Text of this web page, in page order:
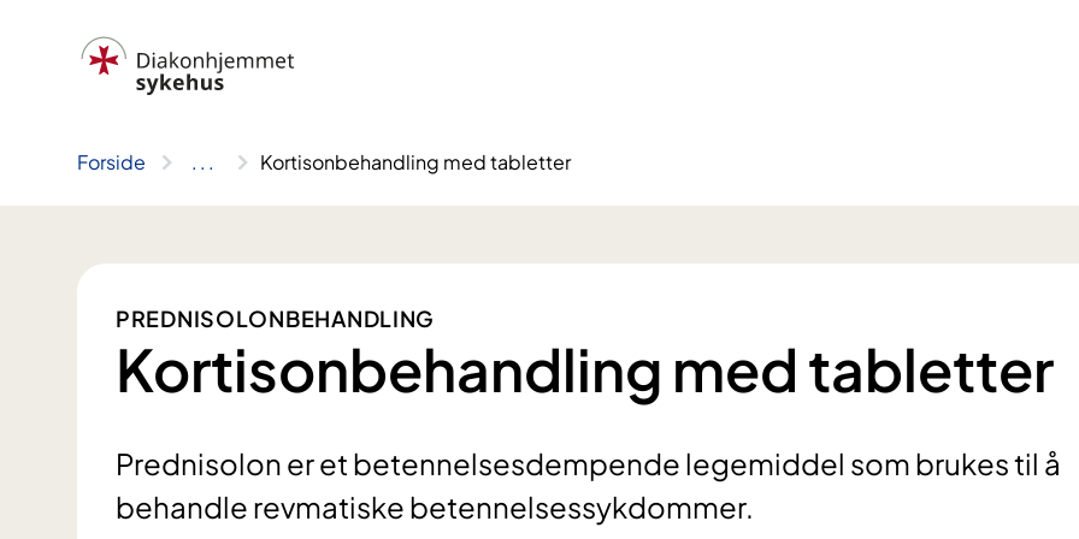
Forside .. . Kortisonbehandling med tabletter
PREDNISOLONBEHANDLING
Kortisonbehandling med tabletter
Prednisolon er et betennelsesdempende legemiddel som brukes til å
behandle revmatiske betennelsessykdommer.